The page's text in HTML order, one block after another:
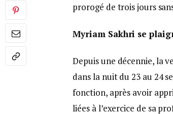
prorogé de trois jours
Myriam Sakhri se
Depuis une décennie, la
dans la nuit du 23 au 24
fonction, après avoir
liées à l’exercice de sa